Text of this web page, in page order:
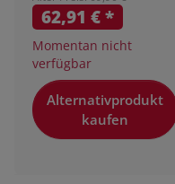
62,91 €*
Momentan nicht
verfügbar
Alternativprodukt
kaufen